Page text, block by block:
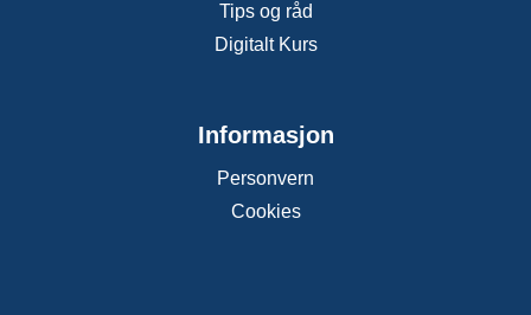
Tips og råd
Digitalt Kurs
Informasjon
Personvern
Cookies